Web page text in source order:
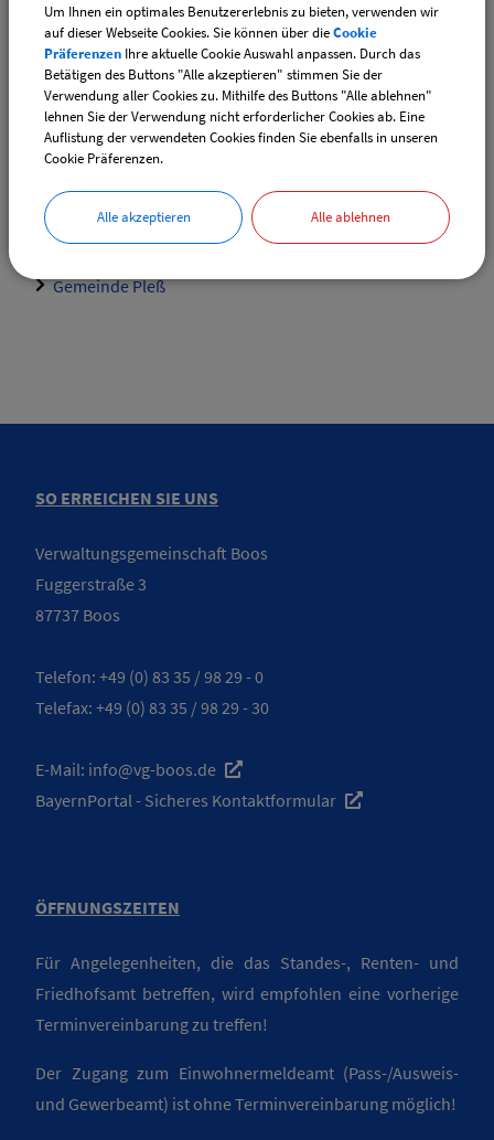
Tel.:(08335) 280
E-Mail:pless@vg-boos.de
Sachgebiete
Gemeinde Boos
Gemeinde Heimertingen
Gemeinde Niederrieden
Gemeinde Pleß
SO ERREICHEN SIE UNS
Verwaltungsgemeinschaft Boos
Fuggerstraße 3
87737 Boos
Telefon: +49 (0) 83 35 / 98 29 - 0
Telefax: +49 (0) 83 35 / 98 29 - 30
E-Mail: info@vg-boos.de
BayernPortal - Sicheres Kontaktformular
ÖFFNUNGSZEITEN
Für Angelegenheiten, die das Standes-, Renten- und
Friedhofsamt betreffen, wird empfohlen eine vorherige
Terminvereinbarung zu treffen!
Der Zugang zum Einwohnermeldeamt (Pass-/Ausweis-
und Gewerbeamt) ist ohne Terminvereinbarung möglich!
Um Ihnen ein optimales Benutzererlebnis zu bieten, verwenden wir
auf dieser Webseite Cookies. Sie können über dieCookie
Präferenzen Ihre aktuelle Cookie Auswahl anpassen. Durch das
Betätigen des Buttons "Alle akzeptieren" stimmen Sie der
Verwendung aller Cookies zu. Mithilfe des Buttons "Alle ablehnen"
lehnen Sie der Verwendung nicht erforderlicher Cookies ab. Eine
Auflistung der verwendeten Cookies finden Sie ebenfalls in unseren
Cookie Präferenzen.
Alle akzeptieren Alle ablehnen